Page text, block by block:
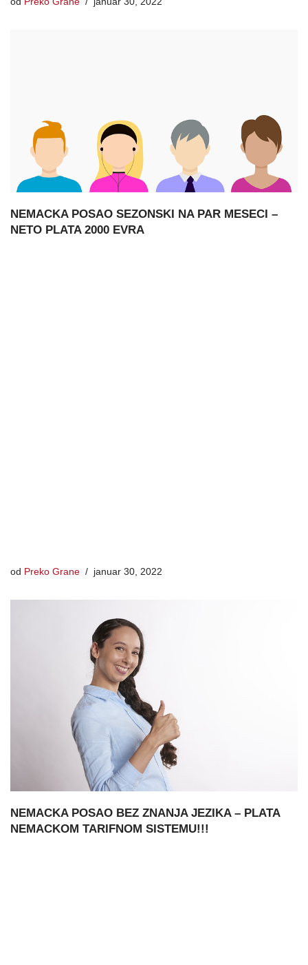
NEMACKA POSAO SEZONSKI NA PAR MESECI –
NETO PLATA 2000 EVRA
od Preko Grane januar 30, 2022
NEMACKA POSAO BEZ ZNANJA JEZIKA – PLATA
NEMACKOM TARIFNOM SISTEMU!!!